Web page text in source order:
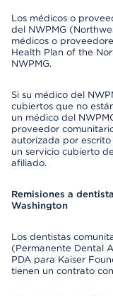
Los médicos o
del NWPMG
médicos o
Health Plan of the
NWPMG.
Si su médico del
cubiertos que no
un médico del
proveedor
autorizada por
un servicio cubierto
afiliado.
Remisiones a
Washington
Los dentistas
(Permanente Dental
PDA para Kaiser
tienen un contrato